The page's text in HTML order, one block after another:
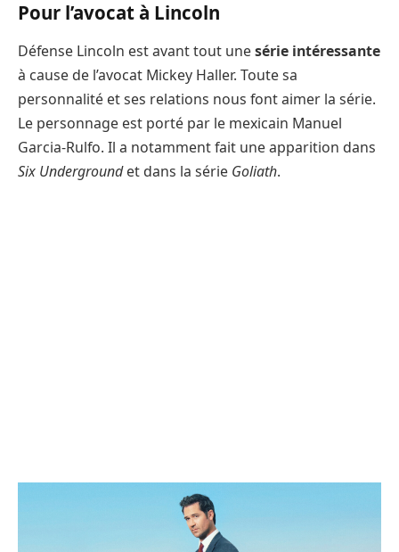
Pour l’avocat à Lincoln
Défense Lincoln est avant tout unesérie intéressante
à cause de l’avocat Mickey Haller. Toute sa
personnalité et ses relations nous font aimer la série.
Le personnage est porté par le mexicain Manuel
Garcia-Rulfo. Il a notamment fait une apparition dans
Six Undergroundet dans la série Goliath.